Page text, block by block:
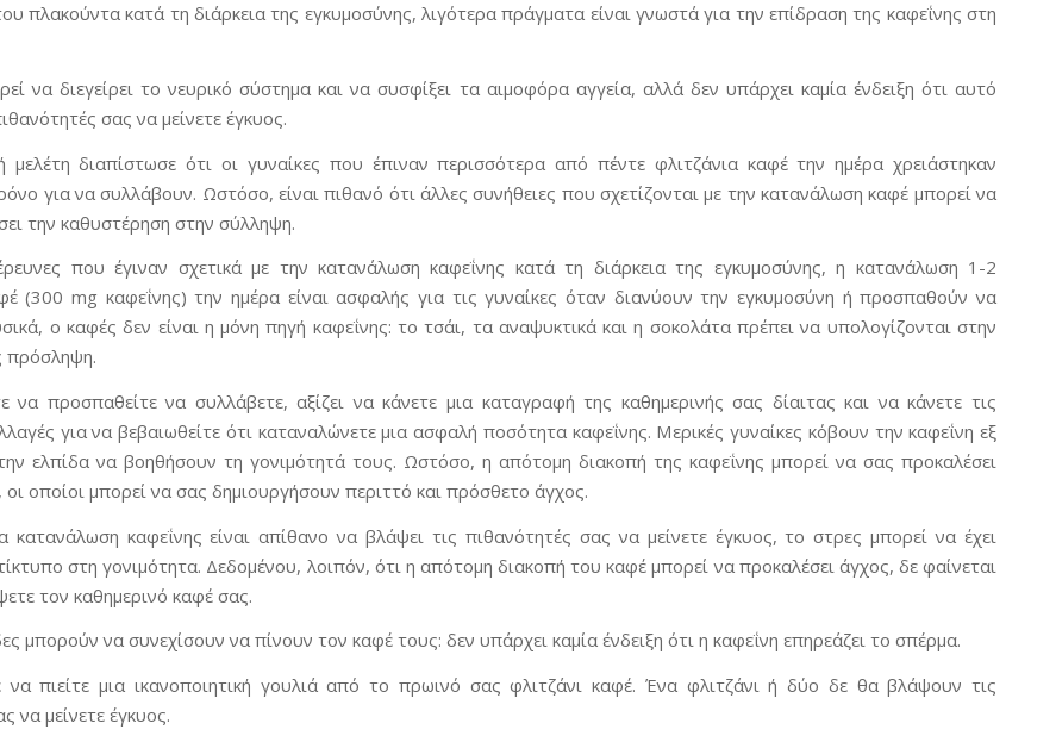
πλακούντα κατά τη διάρκεια της εγκυμοσύνης, λιγότερα πράγματα είναι γνωστά για την επίδραση της καφεΐνης στη
να διεγείρει το νευρικό σύστημα και να συσφίξει τα αιμοφόρα αγγεία, αλλά δεν υπάρχει καμία ένδειξη ότι αυτό
σας να μείνετε έγκυος.
μελέτη διαπίστωσε ότι οι γυναίκες που έπιναν περισσότερα από πέντε φλιτζάνια καφέ την ημέρα χρειάστηκαν
για να συλλάβουν. Ωστόσο, είναι πιθανό ότι άλλες συνήθειες που σχετίζονται με την κατανάλωση καφέ μπορεί να
την καθυστέρηση στην σύλληψη.
που έγιναν σχετικά με την κατανάλωση καφεΐνης κατά τη διάρκεια της εγκυμοσύνης, η κατανάλωση 1-2
(300 mg καφεΐνης) την ημέρα είναι ασφαλής για τις γυναίκες όταν διανύουν την εγκυμοσύνη ή προσπαθούν να
ο καφές δεν είναι η μόνη πηγή καφεΐνης: το τσάι, τα αναψυκτικά και η σοκολάτα πρέπει να υπολογίζονται στην
πρόσληψη.
να προσπαθείτε να συλλάβετε, αξίζει να κάνετε μια καταγραφή της καθημερινής σας δίαιτας και να κάνετε τις
για να βεβαιωθείτε ότι καταναλώνετε μια ασφαλή ποσότητα καφεΐνης. Μερικές γυναίκες κόβουν την καφεΐνη εξ
ελπίδα να βοηθήσουν τη γονιμότητά τους. Ωστόσο, η απότομη διακοπή της καφεΐνης μπορεί να σας προκαλέσει
οποίοι μπορεί να σας δημιουργήσουν περιττό και πρόσθετο άγχος.
κατανάλωση καφεΐνης είναι απίθανο να βλάψει τις πιθανότητές σας να μείνετε έγκυος, το στρες μπορεί να έχει
στη γονιμότητα. Δεδομένου, λοιπόν, ότι η απότομη διακοπή του καφέ μπορεί να προκαλέσει άγχος, δε φαίνεται
τον καθημερινό καφέ σας.
μπορούν να συνεχίσουν να πίνουν τον καφέ τους: δεν υπάρχει καμία ένδειξη ότι η καφεΐνη επηρεάζει το σπέρμα.
να πιείτε μια ικανοποιητική γουλιά από το πρωινό σας φλιτζάνι καφέ. Ένα φλιτζάνι ή δύο δε θα βλάψουν τις
να μείνετε έγκυος.